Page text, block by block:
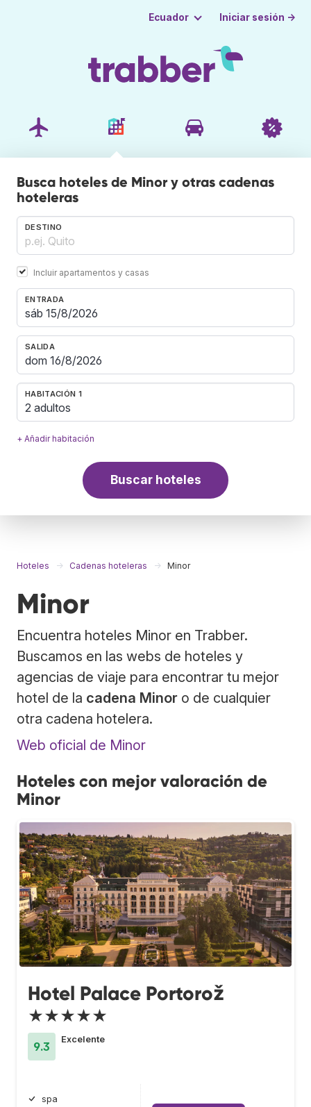
Ecuador Iniciar sesión →
Busca hoteles de Minor y otras cadenas
hoteleras
DESTINO
Incluir apartamentos y casas
ENTRADA
SALIDA
HABITACIÓN 1
2 adultos
+ Añadir habitación
Buscar hoteles
Hoteles Cadenas hoteleras Minor
Minor
Encuentra hoteles Minor en Trabber.
Buscamos en las webs de hoteles y
agencias de viaje para encontrar tu mejor
hotel de la cadena Minor o de cualquier
otra cadena hotelera.
Web oficial de Minor
Hoteles con mejor valoración de
Minor
Hotel Palace Portorož
★★★★★
9.3
Excelente
spa